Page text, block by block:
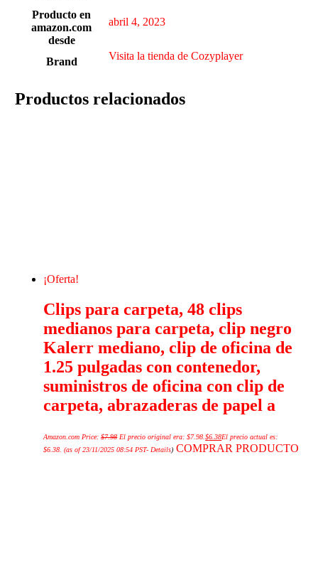
Producto en
amazon.com
desde
abril 4, 2023
Brand Visita la tienda de Cozyplayer
Productos relacionados
¡Oferta!
Clips para carpeta, 48 clips
medianos para carpeta, clip negro
Kalerr mediano, clip de oficina de
1.25 pulgadas con contenedor,
suministros de oficina con clip de
carpeta, abrazaderas de papel a
Amazon.com Price:$7.98 El precio original era: $7.98.$6.38El precio actual es:
$6.38. (as of 23/11/2025 08:54 PST- Details) COMPRAR PRODUCTO